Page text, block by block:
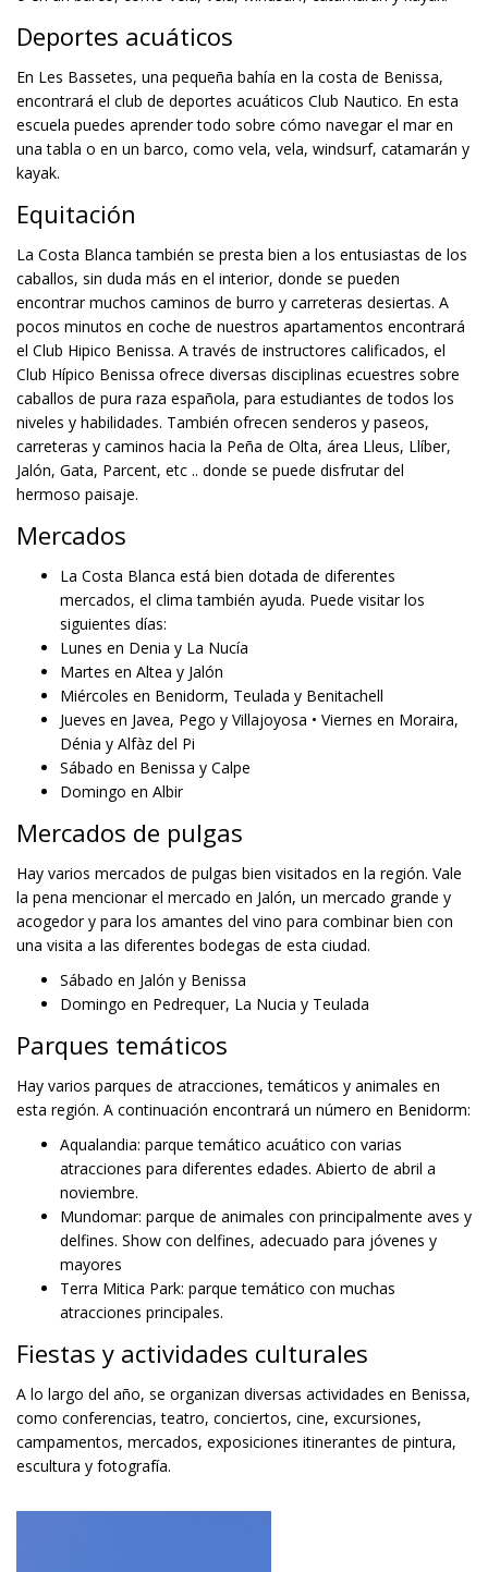
Deportes acuáticos
En Les Bassetes, una pequeña bahía en la costa de Benissa,
encontrará el club de deportes acuáticos Club Nautico. En esta
escuela puedes aprender todo sobre cómo navegar el mar en
una tabla o en un barco, como vela, vela, windsurf, catamarán y
kayak.
Equitación
La Costa Blanca también se presta bien a los entusiastas de los
caballos, sin duda más en el interior, donde se pueden
encontrar muchos caminos de burro y carreteras desiertas. A
pocos minutos en coche de nuestros apartamentos encontrará
el Club Hipico Benissa. A través de instructores calificados, el
Club Hípico Benissa ofrece diversas disciplinas ecuestres sobre
caballos de pura raza española, para estudiantes de todos los
niveles y habilidades. También ofrecen senderos y paseos,
carreteras y caminos hacia la Peña de Olta, área Lleus, Llíber,
Jalón, Gata, Parcent, etc .. donde se puede disfrutar del
hermoso paisaje.
Mercados
La Costa Blanca está bien dotada de diferentes
mercados, el clima también ayuda. Puede visitar los
siguientes días:
Lunes en Denia y La Nucía
Martes en Altea y Jalón
Miércoles en Benidorm, Teulada y Benitachell
Jueves en Javea, Pego y Villajoyosa • Viernes en Moraira,
Dénia y Alfàz del Pi
Sábado en Benissa y Calpe
Domingo en Albir
Mercados de pulgas
Hay varios mercados de pulgas bien visitados en la región. Vale
la pena mencionar el mercado en Jalón, un mercado grande y
acogedor y para los amantes del vino para combinar bien con
una visita a las diferentes bodegas de esta ciudad.
Sábado en Jalón y Benissa
Domingo en Pedrequer, La Nucia y Teulada
Parques temáticos
Hay varios parques de atracciones, temáticos y animales en
esta región. A continuación encontrará un número en Benidorm:
Aqualandia: parque temático acuático con varias
atracciones para diferentes edades. Abierto de abril a
noviembre.
Mundomar: parque de animales con principalmente aves y
delfines. Show con delfines, adecuado para jóvenes y
mayores
Terra Mitica Park: parque temático con muchas
atracciones principales.
Fiestas y actividades culturales
A lo largo del año, se organizan diversas actividades en Benissa,
como conferencias, teatro, conciertos, cine, excursiones,
campamentos, mercados, exposiciones itinerantes de pintura,
escultura y fotografía.